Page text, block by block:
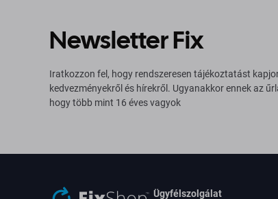
Newsletter Fix
Iratkozzon fel, hogy rendszeresen tájékoztatást
kedvezményekről és hírekről. Ugyanakkor ennek az
hogy több mint 16 éves vagyok
Ügyfélszolgálat